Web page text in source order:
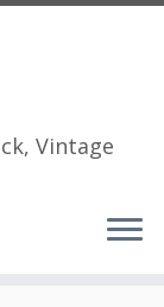
Vintage